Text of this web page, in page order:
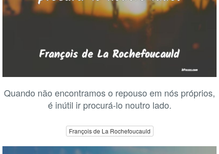
Quando não encontramos o repouso em nós próprios,
é inútil ir procurá-lo noutro lado.
François de La Rochefoucauld